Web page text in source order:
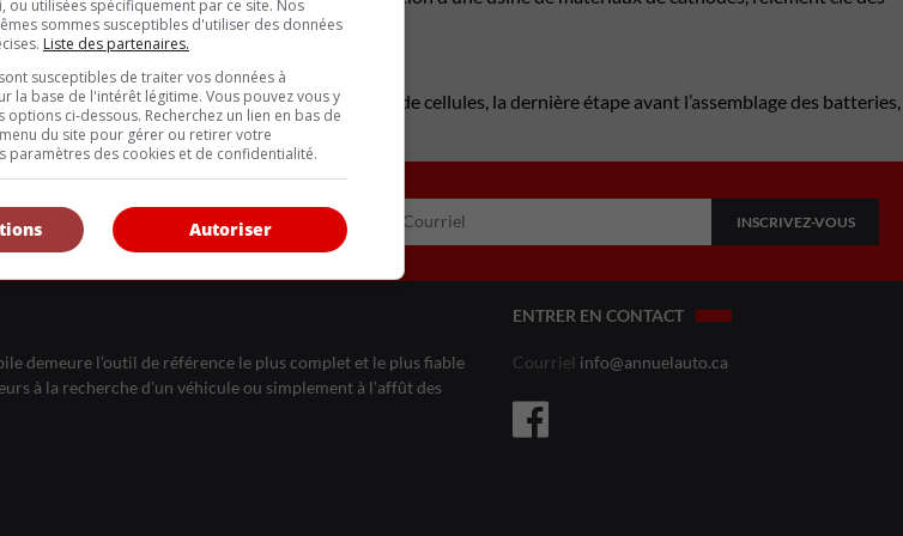
de dollars pour la création d’un complexe de cellules, la dernière étape avant l’assemblage des batteries,
projet industriel privé au Québec.
vous à l'infolettre.
demeure l’outil de référence le plus complet et le plus fiable
à la recherche d’un véhicule ou simplement à l’affût des
ENTRER EN CONTACT
Courriel info@annuelauto.ca
ou utilisées spécifiquement par ce site. Nos
sommes susceptibles d'utiliser des données
Liste des partenaires.
susceptibles de traiter vos données à
la base de l'intérêt légitime. Vous pouvez vous y
ci-dessous. Recherchez un lien en bas de
du site pour gérer ou retirer votre
paramètres des cookies et de confidentialité.
Autoriser